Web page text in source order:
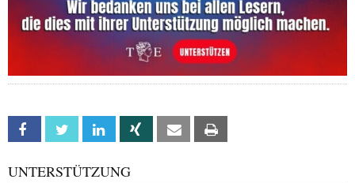
Facebook Twitter Linkedin Xing Email
UNTERSTÜTZUNG